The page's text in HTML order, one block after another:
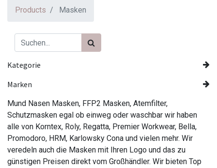
Products Masken
Kategorie
Marken
Mund Nasen Masken, FFP2 Masken, Atemfilter,
Schutzmasken egal ob einweg oder waschbar wir haben
alle von Korntex, Roly, Regatta, Premier Workwear, Bella,
Promodoro, HRM, Karlowsky Cona und vielen mehr. Wir
veredeln auch die Masken mit Ihren Logo und das zu
günstigen Preisen direkt vom Großhändler. Wir bieten Top